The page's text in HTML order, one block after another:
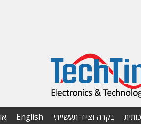
בקרה וציוד תעשייתי English